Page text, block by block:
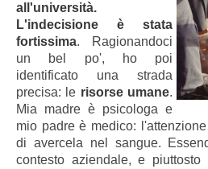
all'università.
L'indecisione è stata
fortissima. Ragionandoci
un bel po', ho poi
identificato una strada
precisa: le risorse umane.
Mia madre è psicologa e
mio padre è medico:
di avercela nel sangue.
contesto aziendale, e piuttosto